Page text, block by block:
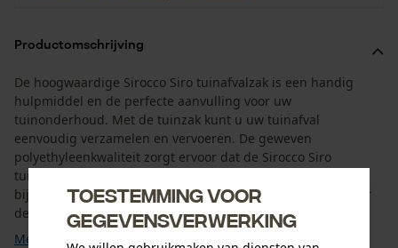
Productomschrijving
De hoogwaardige Sirocco Siro tuinafvalzak is een handig
hulpmiddel en de perfecte aanvulling voor uw
tuinonderhoud. Met de tuinzak kunt u uw tuinafval
eenvoudig verzamelen en vervoeren. De geweven
polyethyleenkwaliteit zorgt ervoor dat de Sirocco Siro
tuinafvalzak zeer slijtvast, waterbestendig en daardoor
bijzonder duurzaam is. Bovendien kan de bladerenzak door
de stabilisatiering ...
Meer tonen
Toestemming voor
gegevensverwerking